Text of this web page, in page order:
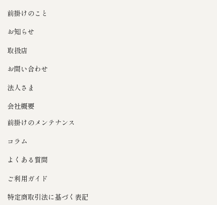
前掛けのこと
お知らせ
取扱店
お問い合わせ
法人さま
会社概要
前掛けのメンテナンス
コラム
よくある質問
ご利用ガイド
特定商取引法に基づく表記